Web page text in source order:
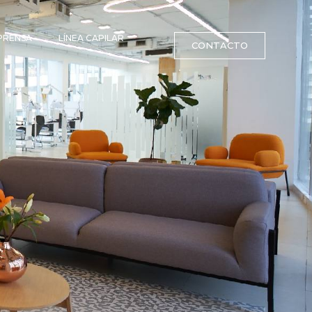
LÍNEA CAPILAR
CONTACTO